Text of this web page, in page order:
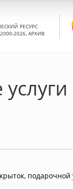
РЕСУРС
2026, АРХИВ
подарочной